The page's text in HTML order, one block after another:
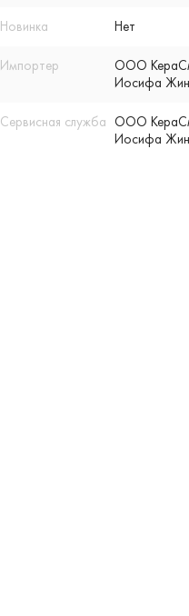
Новинка Нет
Импортер
ООО
Иосифа
Сервисная служба ООО
Иосифа